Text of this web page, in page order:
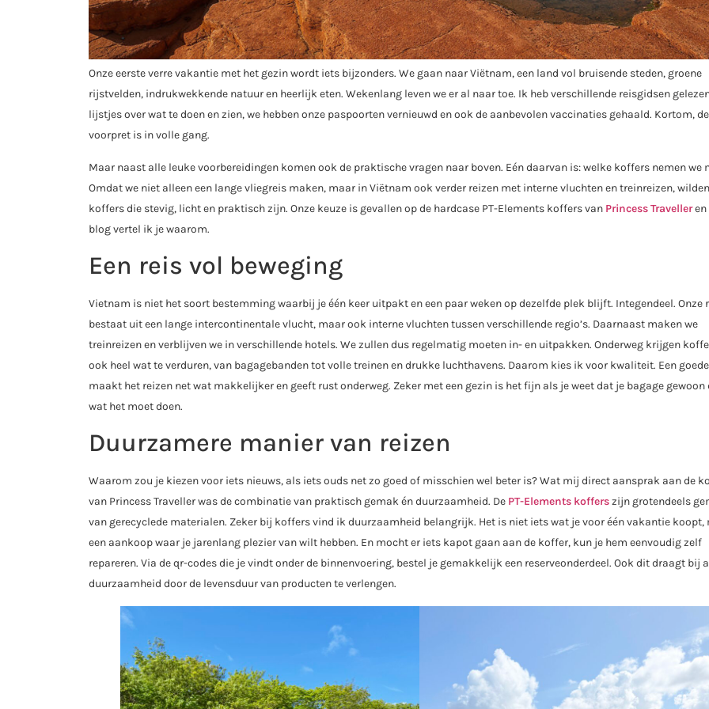
Onze eerste verre vakantie met het gezin wordt iets bijzonders. We gaan naar Viëtnam, een land vol bruisende steden, groene
rijstvelden, indrukwekkende natuur en heerlijk eten. Wekenlang leven we er al naar toe. Ik heb verschillende reisgidsen
lijstjes over wat te doen en zien, we hebben onze paspoorten vernieuwd en ook de aanbevolen vaccinaties gehaald. Kortom, de
voorpret is in volle gang.
Maar naast alle leuke voorbereidingen komen ook de praktische vragen naar boven. Eén daarvan is: welke koffers nemen we
Omdat we niet alleen een lange vliegreis maken, maar in Viëtnam ook verder reizen met interne vluchten en treinreizen,
koffers die stevig, licht en praktisch zijn. Onze keuze is gevallen op de hardcase PT-Elements koffers van Princess Travelleren
blog vertel ik je waarom.
Een reis vol beweging
Vietnam is niet het soort bestemming waarbij je één keer uitpakt en een paar weken op dezelfde plek blijft. Integendeel. Onze
bestaat uit een lange intercontinentale vlucht, maar ook interne vluchten tussen verschillende regio’s. Daarnaast maken we
treinreizen en verblijven we in verschillende hotels. We zullen dus regelmatig moeten in- en uitpakken. Onderweg krijgen
ook heel wat te verduren, van bagagebanden tot volle treinen en drukke luchthavens. Daarom kies ik voor kwaliteit. Een
maakt het reizen net wat makkelijker en geeft rust onderweg. Zeker met een gezin is het fijn als je weet dat je bagage gewoon
wat het moet doen.
Duurzamere manier van reizen
Waarom zou je kiezen voor iets nieuws, als iets ouds net zo goed of misschien wel beter is? Wat mij direct aansprak aan de
van Princess Traveller was de combinatie van praktisch gemak én duurzaamheid. De PT-Elements kofferszijn grotendeels
van gerecyclede materialen. Zeker bij koffers vind ik duurzaamheid belangrijk. Het is niet iets wat je voor één vakantie koopt,
een aankoop waar je jarenlang plezier van wilt hebben. En mocht er iets kapot gaan aan de koffer, kun je hem eenvoudig zelf
repareren. Via de qr-codes die je vindt onder de binnenvoering, bestel je gemakkelijk een reserveonderdeel. Ook dit draagt bij
duurzaamheid door de levensduur van producten te verlengen.